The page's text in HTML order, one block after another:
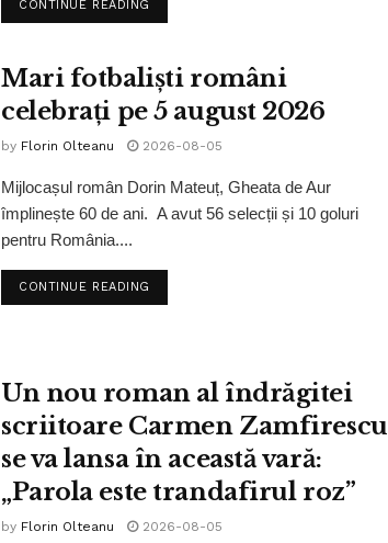
CONTINUE READING
Mari fotbaliști români
celebrați pe 5 august 2026
by Florin Olteanu 2026-08-05
Mijlocașul român Dorin Mateuț, Gheata de Aur
împlinește 60 de ani. A avut 56 selecții și 10 goluri
pentru România....
CONTINUE READING
Un nou roman al îndrăgitei
scriitoare Carmen Zamfirescu
se va lansa în această vară:
„Parola este trandafirul roz”
by Florin Olteanu 2026-08-05